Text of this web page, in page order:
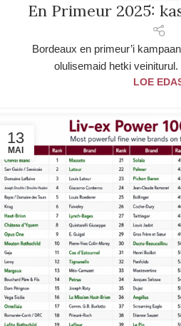
En Primeur 2025:
Bordeaux en primeur’i
olulisemaid hetki
LOE
13
MAI